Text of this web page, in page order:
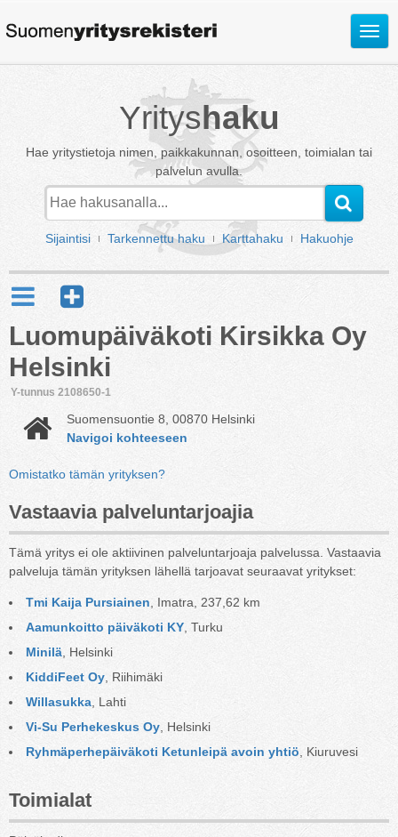
Avaa
Yrityshaku
Hae yritystietoja nimen, paikkakunnan, osoitteen, toimialan tai
palvelun avulla.
Sijaintisi Tarkennettu haku Karttahaku Hakuohje
Luomupäiväkoti Kirsikka Oy
Helsinki
Y-tunnus 2108650-1
Suomensuontie 8, 00870 Helsinki
Navigoi kohteeseen
Omistatko tämän yrityksen?
Vastaavia palveluntarjoajia
Tämä yritys ei ole aktiivinen palveluntarjoaja palvelussa. Vastaavia
palveluja tämän yrityksen lähellä tarjoavat seuraavat yritykset:
Tmi Kaija Pursiainen , Imatra, 237,62 km
Aamunkoitto päiväkoti KY , Turku
Minilä , Helsinki
KiddiFeet Oy , Riihimäki
Willasukka , Lahti
Vi-Su Perhekeskus Oy , Helsinki
Ryhmäperhepäiväkoti Ketunleipä avoin yhtiö , Kiuruvesi
Toimialat